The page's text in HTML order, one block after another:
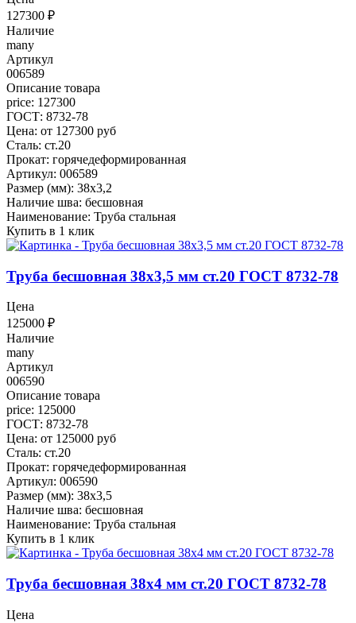
127300 ₽
Наличие
many
Артикул
006589
Описание товара
price: 127300
ГОСТ: 8732-78
Цена: от 127300 руб
Сталь: ст.20
Прокат: горячедеформированная
Артикул: 006589
Размер (мм): 38x3,2
Наличие шва: бесшовная
Наименование: Труба стальная
Купить в 1 клик
Труба бесшовная 38x3,5 мм ст.20 ГОСТ 8732-78
Цена
125000 ₽
Наличие
many
Артикул
006590
Описание товара
price: 125000
ГОСТ: 8732-78
Цена: от 125000 руб
Сталь: ст.20
Прокат: горячедеформированная
Артикул: 006590
Размер (мм): 38x3,5
Наличие шва: бесшовная
Наименование: Труба стальная
Купить в 1 клик
Труба бесшовная 38x4 мм ст.20 ГОСТ 8732-78
Цена